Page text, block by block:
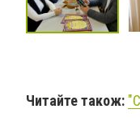
Читайте також: "